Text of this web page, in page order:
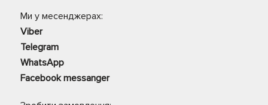
Ми у месенджерах:
Viber
Telegram
WhatsApp
Facebook messanger